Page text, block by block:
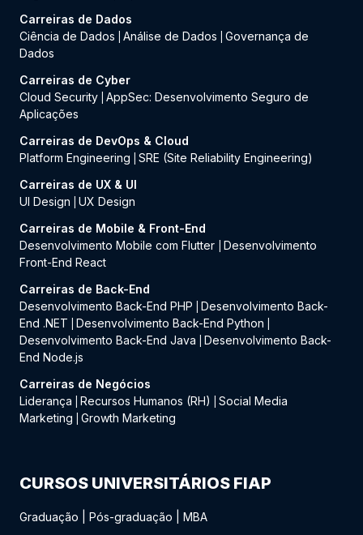
Carreiras de Dados
Ciência de Dados
Análise de Dados
Governança de
Dados
Carreiras de Cyber
Cloud Security AppSec: Desenvolvimento Seguro de
Aplicações
Carreiras de DevOps & Cloud
Platform Engineering
SRE (Site Reliability Engineering)
Carreiras de UX & UI
UI Design
UX Design
Carreiras de Mobile & Front-End
Desenvolvimento Mobile com Flutter
Desenvolvimento
Front-End React
Carreiras de Back-End
Desenvolvimento Back-End PHP
Desenvolvimento Back-
End .NET
Desenvolvimento Back-End Python
Desenvolvimento Back-End Java
Desenvolvimento Back-
End Node.js
Carreiras de Negócios
Liderança
Recursos Humanos (RH)
Social Media
Marketing
Growth Marketing
CURSOS UNIVERSITÁRIOS FIAP
Graduação Pós-graduação MBA